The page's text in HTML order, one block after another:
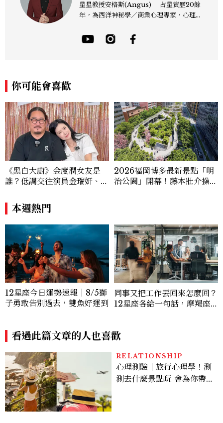
星星教授安格斯(Angus) 占星資歷20餘
年，為西洋神秘學／商業心理專家，心理諮
4年起出書近30本相關著作，專業領域涵蓋
占星星座、塔羅、生命靈數、盧恩符文、色
你可能會喜歡
《黑白大廚》金度潤女友是
誰？低調交往演員金瑞妍、曾
風穿搭是日常範本！
2026福岡博多最新景點「明
治公園」開幕！藤本壯介操刀
本週熱門
12星座今日運勢速報｜8/5獅
子勇敢告別過去，雙魚好運到
同事又把工作丟回來怎麼回？
12星座各給一句話，摩羯座
看過此篇文章的人也喜歡
RELATIONSHIP
心理測驗｜旅行心理學！測
測去什麼景點玩 會為你帶來